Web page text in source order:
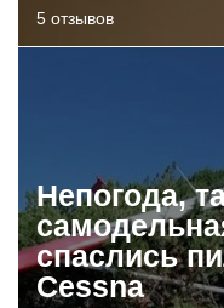
5 отзывов
Непогода,
спаслись
Cessna